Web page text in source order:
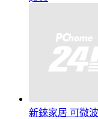
新錸家居 可微